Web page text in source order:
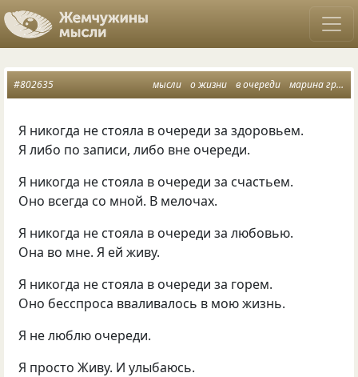
мысли о жизни в очереди марина грация
#802635
Я никогда не стояла в очереди за здоровьем.
Я либо по записи, либо вне очереди.
Я никогда не стояла в очереди за счастьем.
Оно всегда со мной. В мелочах.
Я никогда не стояла в очереди за любовью.
Она во мне. Я ей живу.
Я никогда не стояла в очереди за горем.
Оно бесспроса вваливалось в мою жизнь.
Я не люблю очереди.
Я просто Живу. И улыбаюсь.